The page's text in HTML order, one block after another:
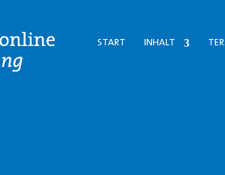
START INHALT